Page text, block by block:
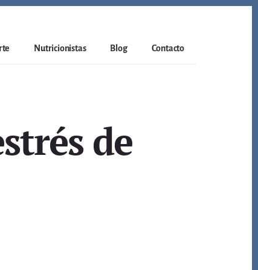
Nutricionistas Blog Contacto
de